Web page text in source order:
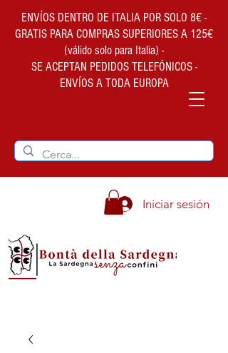
ENVÍOS DENTRO DE ITALIA POR SOLO 8€ -
GRATIS PARA COMPRAS SUPERIORES A 125€
(válido solo para Italia) -
SE ACEPTAN PEDIDOS TELEFÓNICOS -
ENVÍOS A TODA EUROPA
Iniciar sesión